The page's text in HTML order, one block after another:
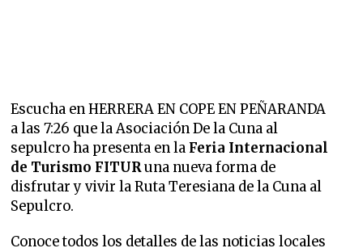
Escucha en HERRERA EN COPE EN PEÑARANDA
a las 7:26 que la Asociación De la Cuna al
sepulcro ha presenta en la Feria Internacional
de Turismo FITURuna nueva forma de
disfrutar y vivir la Ruta Teresiana de la Cuna al
Sepulcro.
Conoce todos los detalles de las noticias locales